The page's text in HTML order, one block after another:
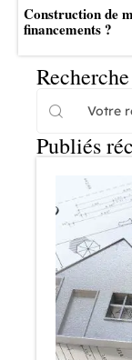
Construction de
financements ?
Recherche
Publiés